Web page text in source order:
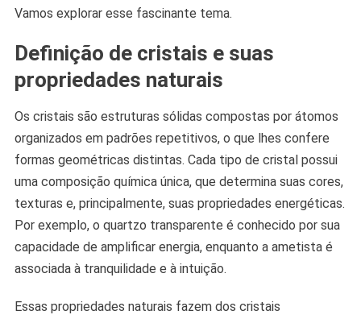
Vamos explorar esse fascinante tema.
Definição de cristais e suas
propriedades naturais
Os cristais são estruturas sólidas compostas por átomos
organizados em padrões repetitivos, o que lhes confere
formas geométricas distintas. Cada tipo de cristal possui
uma composição química única, que determina suas cores,
texturas e, principalmente, suas propriedades energéticas.
Por exemplo, o quartzo transparente é conhecido por sua
capacidade de amplificar energia, enquanto a ametista é
associada à tranquilidade e à intuição.
Essas propriedades naturais fazem dos cristais